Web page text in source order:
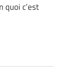
quoi c’est